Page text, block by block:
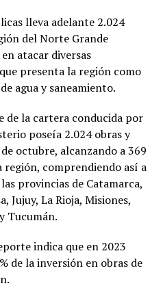
lleva adelante 2.024
del Norte Grande
atacar diversas
presenta la región como
agua y saneamiento.
de la cartera conducida por
poseía 2.024 obras y
octubre, alcanzando a 369
región, comprendiendo así a
provincias de Catamarca,
Jujuy, La Rioja, Misiones,
Tucumán.
indica que en 2023
de la inversión en obras de